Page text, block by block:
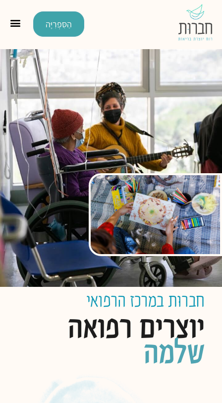
הַסִּפְרִיָּה
חברוּת במרכז הרפואי
יוצרים רפואה
שלמה